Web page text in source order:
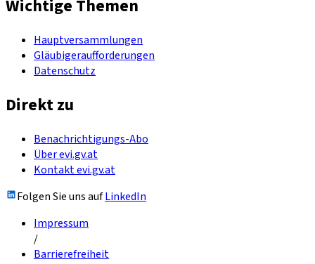
Wichtige Themen
Hauptversammlungen
Gläubigeraufforderungen
Datenschutz
Direkt zu
Benachrichtigungs-Abo
Über evi.gv.at
Kontakt evi.gv.at
Folgen Sie uns aufLinkedIn
Impressum
/
Barrierefreiheit